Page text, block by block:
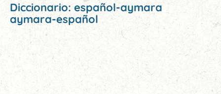
Diccionario: español-aymara
aymara-español